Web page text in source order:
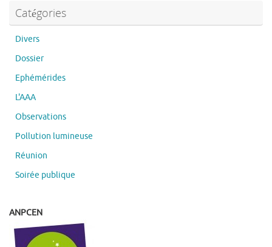
Catégories
Divers
Dossier
Ephémérides
L'AAA
Observations
Pollution lumineuse
Réunion
Soirée publique
ANPCEN